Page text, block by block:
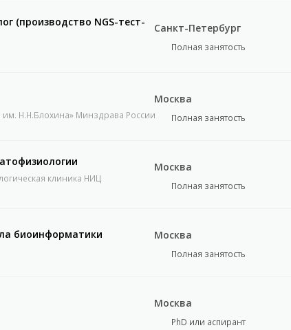
(производство NGS-тест-
Санкт-Петербург
Полная занятость
Н.Н.Блохина» Минздрава России
Москва
Полная занятость
клиника НИЦ
Москва
Полная занятость
биоинформатики Москва
Полная занятость
Москва
PhD или аспирант